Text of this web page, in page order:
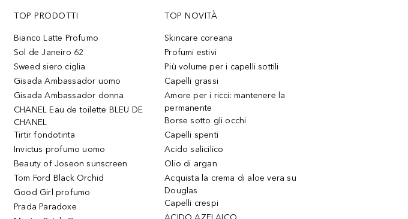
TOP PRODOTTI
Bianco Latte Profumo
Sol de Janeiro 62
Sweed siero ciglia
Gisada Ambassador uomo
Gisada Ambassador donna
CHANEL Eau de toilette BLEU DE
CHANEL
Tirtir fondotinta
Invictus profumo uomo
Beauty of Joseon sunscreen
Tom Ford Black Orchid
Good Girl profumo
Prada Paradoxe
TOP NOVITÀ
Skincare coreana
Profumi estivi
Più volume per i capelli sottili
Capelli grassi
Amore per i ricci: mantenere la
permanente
Borse sotto gli occhi
Capelli spenti
Acido salicilico
Olio di argan
Acquista la crema di aloe vera su
Douglas
Capelli crespi